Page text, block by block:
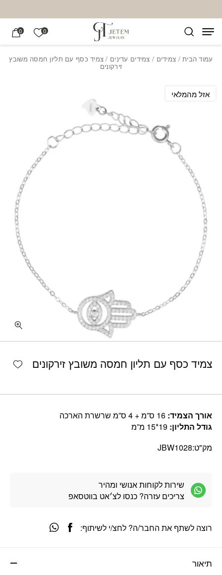
0 הרשימה
0
עמוד הבית/ צמידים / צמידים עדינים / צמיד כסף עם תליון חמסה משובץ
זירקונים
צמיד כסף עם תליון חמסה משובץ זירקונים
אורך הצמיד:
גודל התליון:
מק"ט:JBW1028
שירות לקוחות אנושי ומהיר
צריכים עזרה? כנסו לצ׳אט בווטסאפ
תיאור
רוצה לשתף את החבר/ה? לחצ/י לשיתוף:
אזל מהמלאי